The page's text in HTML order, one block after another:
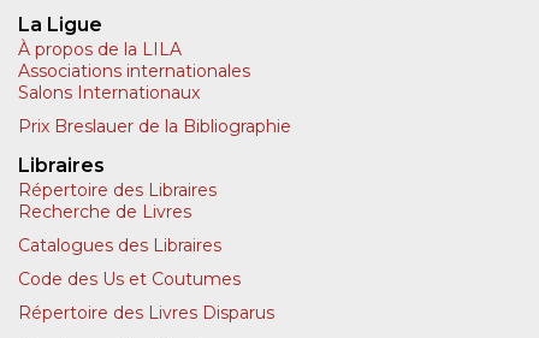
La Ligue
À propos de la LILA
Associations internationales
Salons Internationaux
Prix Breslauer de la Bibliographie
Libraires
Répertoire des Libraires
Recherche de Livres
Catalogues des Libraires
Code des Us et Coutumes
Répertoire des Livres Disparus